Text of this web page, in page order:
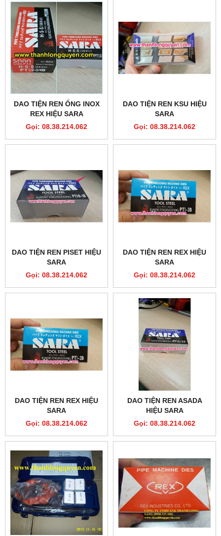
DAO TIỆN REN ỐNG INOX
REX HIỆU SARA
Gọi: 08.38.214.062
DAO TIỆN REN KSU HIỆU
SARA
Gọi: 08.38.214.062
DAO TIỆN REN PISET HIỆU
SARA
Gọi: 08.38.214.062
DAO TIỆN REN REX HIỆU
SARA
Gọi: 08.38.214.062
DAO TIỆN REN REX HIỆU
SARA
Gọi: 08.38.214.062
DAO TIỆN REN ASADA
HIỆU SARA
Gọi: 08.38.214.062